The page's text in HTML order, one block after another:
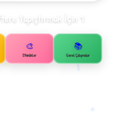
B
✧
Yapıştırmak İçin 1
🎨
Etkinlikler
📚
Genel Çalışmalar
1